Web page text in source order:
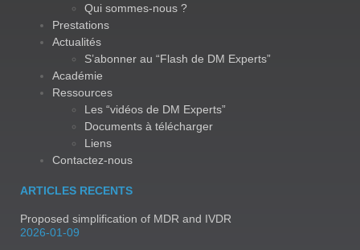
Qui sommes-nous ?
Prestations
Actualités
S’abonner au “Flash de DM Experts”
Académie
Ressources
Les “vidéos de DM Experts”
Documents à télécharger
Liens
Contactez-nous
ARTICLES RECENTS
Proposed simplification of MDR and IVDR
2026-01-09